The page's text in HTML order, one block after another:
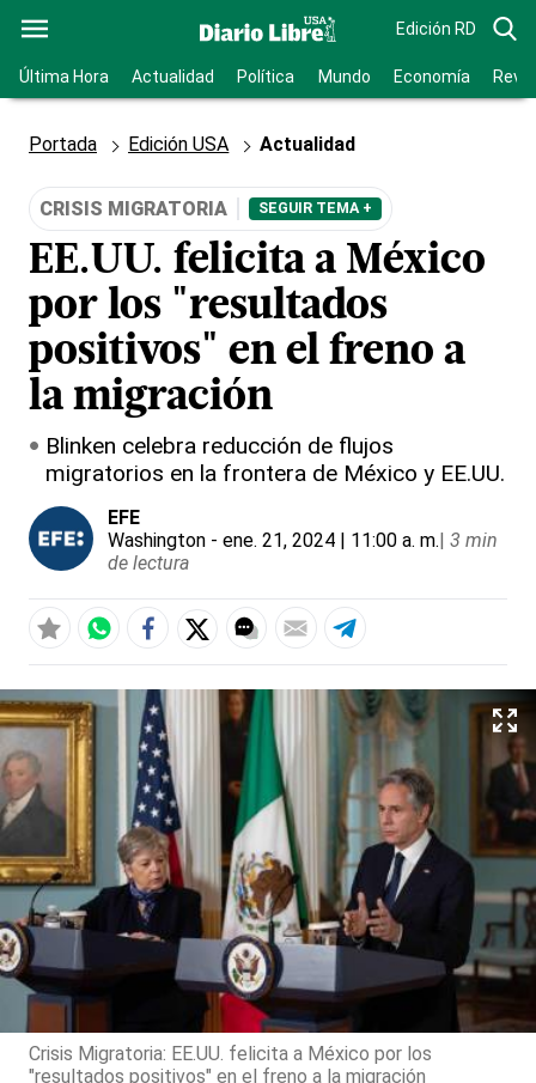
Edición RD
Última Hora Actualidad Política Mundo Economía
Portada Edición USA Actualidad
CRISIS MIGRATORIA SEGUIR TEMA +
EE.UU. felicita a México
por los "resultados
positivos" en el freno a
la migración
Blinken celebra reducción de flujos
migratorios en la frontera de México y EE.UU.
EFE
Washington - ene. 21, 2024 | 11:00 a. m.| 3 min
de lectura
Crisis Migratoria: EE.UU. felicita a México por los
"resultados positivos" en el freno a la migración